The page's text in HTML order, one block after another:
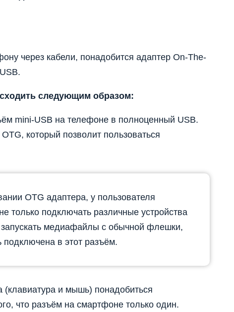
через кабели, понадобится адаптер On-The-
следующим образом:
mini-USB на телефоне в полноценный USB.
который позволит пользоваться
OTG адаптера, у пользователя
только подключать различные устройства
медиафайлы с обычной флешки,
подключена в этот разъём.
и мышь) понадобиться
что разъём на смартфоне только один.